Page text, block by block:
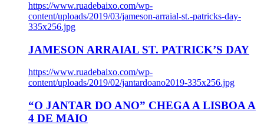
https://www.ruadebaixo.com/wp-
content/uploads/2019/03/jameson-arraial-st.-patricks-day-
335x256.jpg
JAMESON ARRAIAL ST. PATRICK’S DAY
https://www.ruadebaixo.com/wp-
content/uploads/2019/02/jantardoano2019-335x256.jpg
“O JANTAR DO ANO” CHEGA A LISBOA A
4 DE MAIO